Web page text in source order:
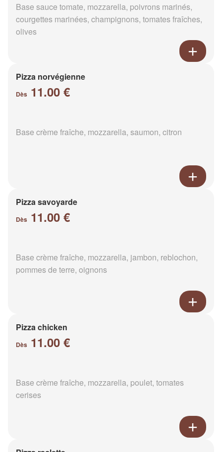
Base sauce tomate, mozzarella, poivrons marinés,
courgettes marinées, champignons, tomates fraîches,
olives
Pizza norvégienne
Dès 11.00 €
Base crème fraîche, mozzarella, saumon, citron
Pizza savoyarde
Dès 11.00 €
Base crème fraîche, mozzarella, jambon, reblochon,
pommes de terre, oignons
Pizza chicken
Dès 11.00 €
Base crème fraîche, mozzarella, poulet, tomates
cerises